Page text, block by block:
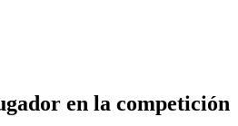
en la competición